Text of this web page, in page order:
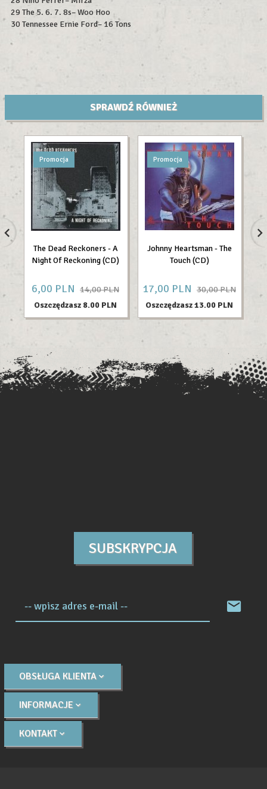
29 The 5. 6. 7. 8s– Woo Hoo
30 Tennessee Ernie Ford– 16 Tons
SPRAWDŹ RÓWNIEŻ
Promocja
The Dead Reckoners - A
Night Of Reckoning (CD)
6,00 PLN 14,00 PLN
Oszczędzasz 8.00 PLN
Promocja
Johnny Heartsman - The
Touch (CD)
17,00 PLN 30,00 PLN
Oszczędzasz 13.00 PLN
SUBSKRYPCJA
-- wpisz adres e-mail --
OBSŁUGA KLIENTA
INFORMACJE
KONTAKT